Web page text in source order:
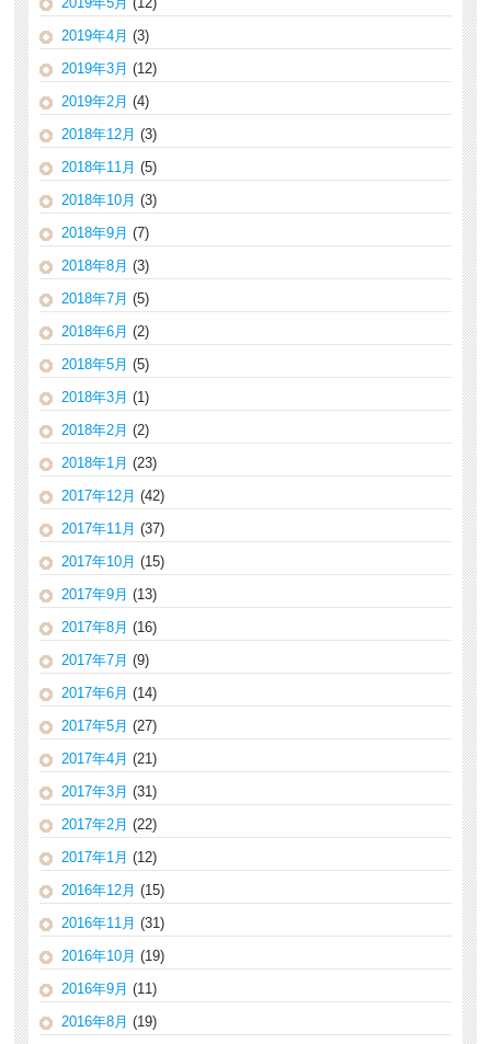
2019年4月 (3)
2019年3月 (12)
2019年2月 (4)
2018年12月 (3)
2018年11月 (5)
2018年10月 (3)
2018年9月 (7)
2018年8月 (3)
2018年7月 (5)
2018年6月 (2)
2018年5月 (5)
2018年3月 (1)
2018年2月 (2)
2018年1月 (23)
2017年12月 (42)
2017年11月 (37)
2017年10月 (15)
2017年9月 (13)
2017年8月 (16)
2017年7月 (9)
2017年6月 (14)
2017年5月 (27)
2017年4月 (21)
2017年3月 (31)
2017年2月 (22)
2017年1月 (12)
2016年12月 (15)
2016年11月 (31)
2016年10月 (19)
2016年9月 (11)
2016年8月 (19)